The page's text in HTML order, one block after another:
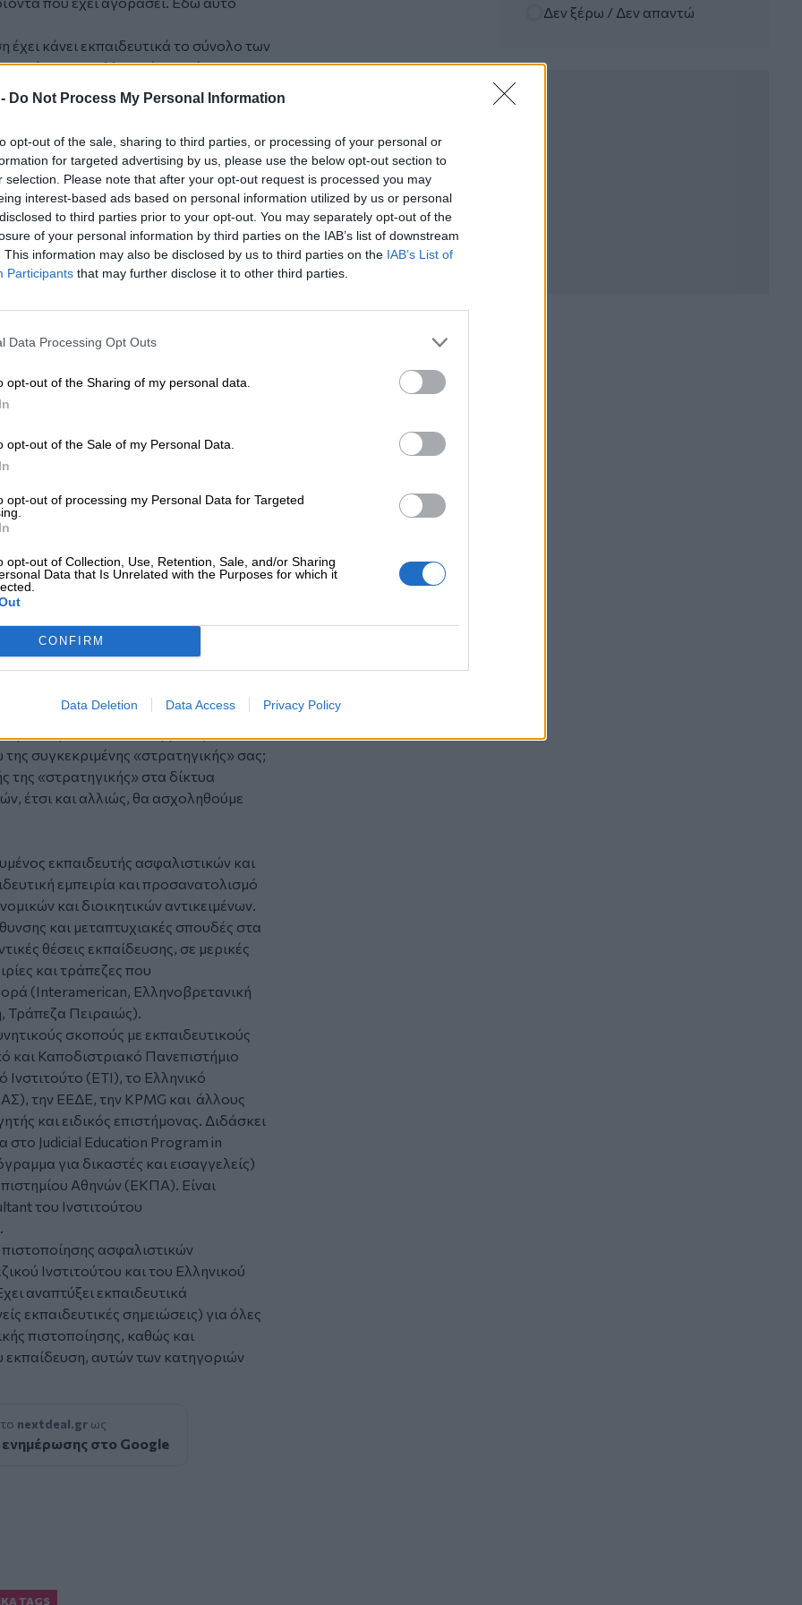
Do Not Process My Personal Information
opt-out of the sale, sharing to third parties, or processing of your personal or
for targeted advertising by us, please use the below opt-out section to
selection. Please note that after your opt-out request is processed you may
interest-based ads based on personal information utilized by us or personal
to third parties prior to your opt-out. You may separately opt-out of the
of your personal information by third parties on the IAB’s list of downstream
This information may also be disclosed by us to third parties on the IAB’s List of
Participants that may further disclose it to other third parties.
Data Processing Opt Outs
opt-out of the Sharing of my personal data.
opt-out of the Sale of my Personal Data.
opt-out of processing my Personal Data for Targeted
opt-out of Collection, Use, Retention, Sale, and/or Sharing
Data that Is Unrelated with the Purposes for which it
CONFIRM
Data Deletion Data Access Privacy Policy
κάνει εκπαιδευτικά το σύνολο των
στην ελληνική αγορά τα
μόνο σε εταιρίες θυγατρικές
με το διεθνές κύρος τους ή του
είναι,
του λειτουργικού τους κόστους,
των εκπαιδευτικών τους
η εμπλοκή κάποιων νέων, ανεπαρκών
δραστηριότητες (μόνον για
η «νεκρανάσταση» και
«εκπαιδευτικών προγραμμάτων»
ευρέως, στο τίποτα
και μη
αντιστοιχούν τα ευάριθμα
που κυκλοφορούν στην
συρρίκνωση των δυνητικών σας
γνώσεις των δικτύων και του
καλύπτουν τις εποπτικές
θα αυξηθούν στο εγγύς
Το να δίνουμε βαρύγδουπα
και δραστηριότητες, δεν σημαίνει
και αναγκαία εκπαίδευση,
(δίκτυα και
κύριοι, πιστεύετε στ’ αλήθεια ότι
πραγματικά στα κέρδη
μέσω τέτοιων μεθόδων;
μας (εκτός του Υψίστου), είναι ο
την πλάτη και να στραφεί σε
εκτός από το ετήσιο
και επαναλαμβανόμενο
συγκεκριμένης «στρατηγικής» σας;
της «στρατηγικής» στα δίκτυα
έτσι και αλλιώς, θα ασχοληθούμε
εκπαιδευτής ασφαλιστικών και
εμπειρία και προσανατολισμό
και διοικητικών αντικειμένων.
και μεταπτυχιακές σπουδές στα
θέσεις εκπαίδευσης, σε μερικές
και τράπεζες που
(Interamerican, Ελληνοβρετανική
Τράπεζα Πειραιώς).
σκοπούς με εκπαιδευτικούς
και Καποδιστριακό Πανεπιστήμιο
(ΕΤΙ), το Ελληνικό
την ΕΕΔΕ, την KPMG και άλλους
και ειδικός επιστήμονας. Διδάσκει
στο Judicial Education Program in
για δικαστές και εισαγγελείς)
Αθηνών (ΕΚΠΑ). Είναι
του Ινστιτούτου
ασφαλιστικών
Ινστιτούτου και του Ελληνικού
αναπτύξει εκπαιδευτικά
εκπαιδευτικές σημειώσεις) για όλες
πιστοποίησης, καθώς και
αυτών των κατηγοριών
nextdeal.grως
στο Google
TAGS
Forum: Ένα στα πέντε καινοτόμα
φάρμακα φτάνει τελικά στην Ελλάδα
ΝΤΥΝΑΝ»
Δεν ξέρω / Δεν απαντώ